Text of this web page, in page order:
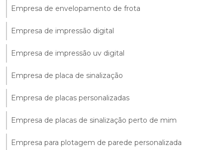
Empresa de envelopamento de frota
Empresa de impressão digital
Empresa de impressão uv digital
Empresa de placa de sinalização
Empresa de placas personalizadas
Empresa de placas de sinalização perto de mim
Empresa para plotagem de parede personalizada